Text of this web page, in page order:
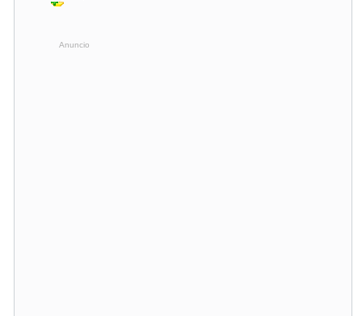
Anuncio